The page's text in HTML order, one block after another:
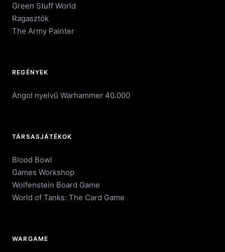
Green Stuff World
Ragasztók
The Army Painter
REGÉNYEK
Angol nyelvű Warhammer 40.000
TÁRSASJÁTÉKOK
Blood Bowl
Games Workshop
Wolfenstein Board Game
World of Tanks: The Card Game
WARGAME